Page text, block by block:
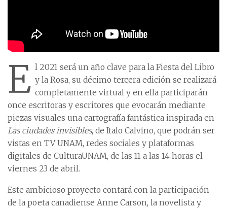
E l 2021 será un año clave para la Fiesta del Libro
y la Rosa, su décimo tercera edición se realizará
completamente virtual y en ella participarán
once escritoras y escritores que evocarán mediante
piezas visuales una cartografía fantástica inspirada en
Las ciudades invisibles, de Italo Calvino, que podrán ser
vistas en TV UNAM, redes sociales y plataformas
digitales de CulturaUNAM, de las 11 a las 14 horas el
viernes 23 de abril.
Este ambicioso proyecto contará con la participación
de la poeta canadiense Anne Carson, la novelista y